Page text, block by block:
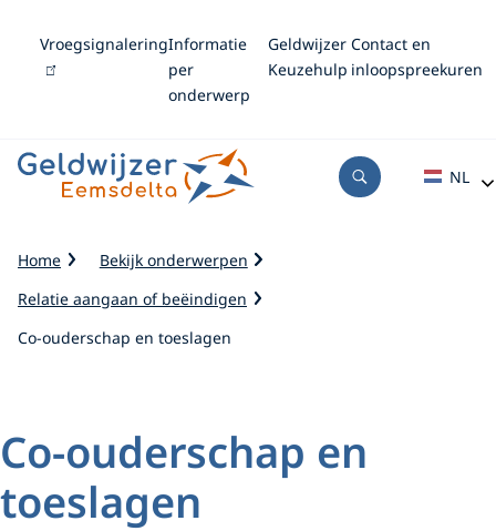
Open
Zoeken
NL
M
u
Vroegsignalering(link
is
extern)
Informatie
per
onderwerp
Geldwijzer
Keuzehulp
Contact en
inloopspreekuren
K
u
i
p
a
d
Home
Bekijk onderwerpen
Relatie aangaan of beëindigen
Co-ouderschap en toeslagen
Co-ouderschap en
toeslagen